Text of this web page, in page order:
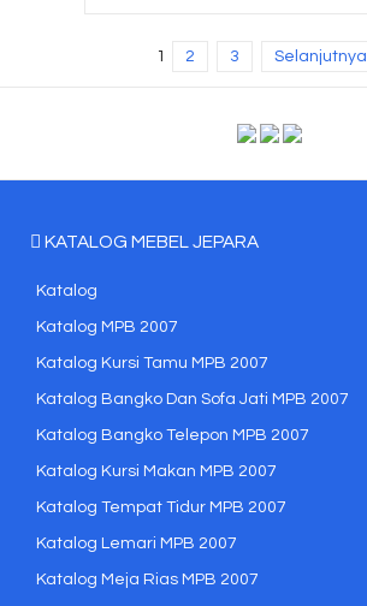
1 2 3 Selanjutnya
KATALOG MEBEL JEPARA
Katalog
Katalog MPB 2007
Katalog Kursi Tamu MPB 2007
Katalog Bangko Dan Sofa Jati MPB 2007
Katalog Bangko Telepon MPB 2007
Katalog Kursi Makan MPB 2007
Katalog Tempat Tidur MPB 2007
Katalog Lemari MPB 2007
Katalog Meja Rias MPB 2007